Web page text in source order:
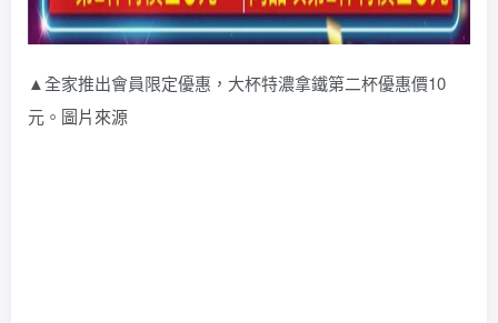
▲全家推出會員限定優惠，大杯特濃拿鐵第二杯優惠價10
元。 圖片來源